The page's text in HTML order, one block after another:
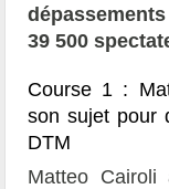
39 500
Course 1 :
son sujet pour
DTM
Matteo